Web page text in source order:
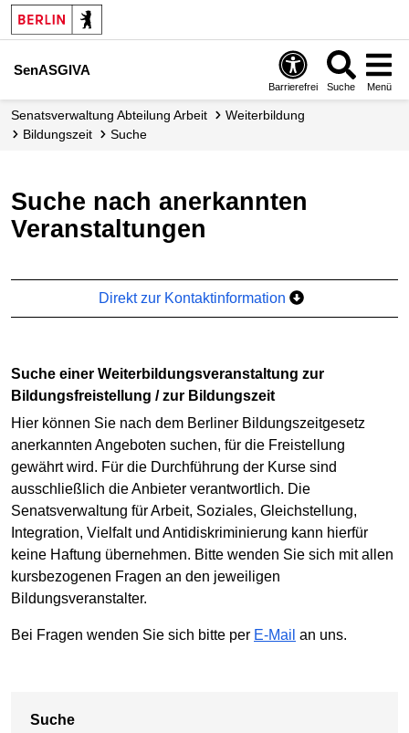
SenASGIVA
Barrierefrei Suche Menü
Senats­verwaltung Abteilung Arbeit
Weiterbildung
Bildungszeit
Suche
Suche nach anerkannten
Veranstaltungen
Direkt zur Kontaktinformation
Suche einer Weiterbildungsveranstaltung zur
Bildungsfreistellung / zur Bildungszeit
Hier können Sie nach dem Berliner Bildungszeitgesetz
anerkannten Angeboten suchen, für die Freistellung
gewährt wird. Für die Durchführung der Kurse sind
ausschließlich die Anbieter verantwortlich. Die
Senatsverwaltung für Arbeit, Soziales, Gleichstellung,
Integration, Vielfalt und Antidiskriminierung kann hierfür
keine Haftung übernehmen. Bitte wenden Sie sich mit allen
kursbezogenen Fragen an den jeweiligen
Bildungsveranstalter.
Bei Fragen wenden Sie sich bitte per E-Mail an uns.
Suche